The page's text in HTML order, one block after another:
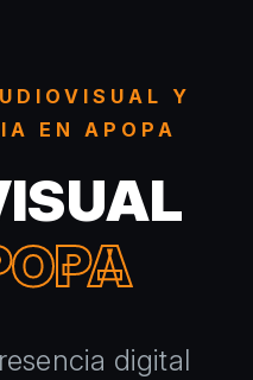
Y
EN APOPA
digital